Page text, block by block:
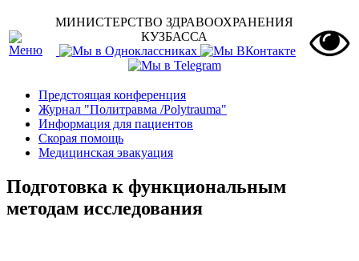
МИНИСТЕРСТВО ЗДРАВООХРАНЕНИЯ
КУЗБАССА
Предстоящая конференция
Журнал "Политравма /Polytrauma"
Информация для пациентов
Скорая помощь
Медицинская эвакуация
Подготовка к функциональным
методам исследования